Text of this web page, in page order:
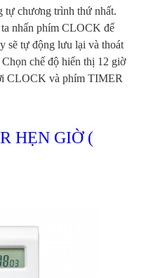
tự chương trình thứ nhất.
nhấn phím CLOCK để
sẽ tự động lưu lại và thoát
chế độ hiển thị 12 giờ
CLOCK và phím TIMER
HẸN GIỜ (